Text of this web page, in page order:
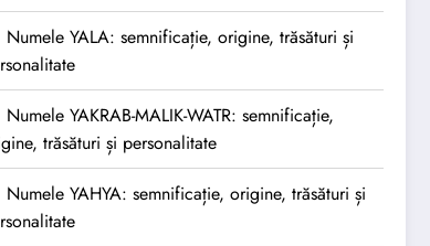
Numele YALA: semnificație, origine, trăsături și
Numele YAKRAB-MALIK-WATR: semnificație,
trăsături și personalitate
Numele YAHYA: semnificație, origine, trăsături și